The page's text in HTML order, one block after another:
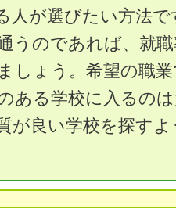
人が選びたい方法で
うのであれば、就
しょう。希望の職
ある学校に入るの
が良い学校を探す